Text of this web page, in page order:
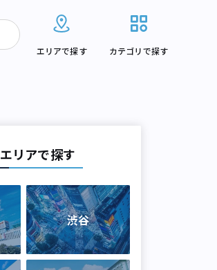
エリアで探す カテゴリで探す
エリアで探す
渋谷